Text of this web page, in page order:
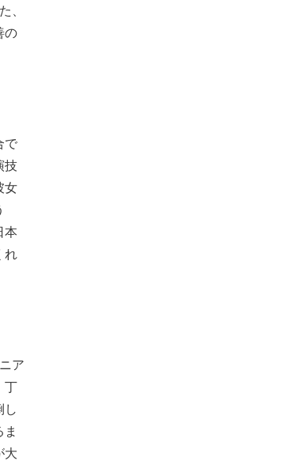
の
で
技
女
本
れ
ア
丁
し
大